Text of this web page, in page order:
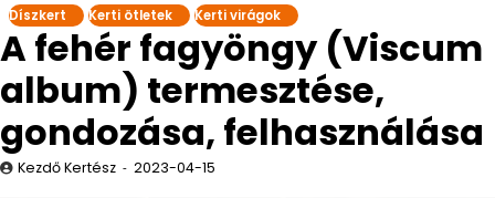
Díszkert Kerti ötletek Kerti virágok
A fehér fagyöngy (Viscum
album) termesztése,
gondozása, felhasználása
Kezdő Kertész 2023-04-15